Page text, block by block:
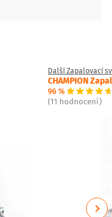
Další Zapalovací
CHAMPION
96 %
(11 hodnocení)
Next